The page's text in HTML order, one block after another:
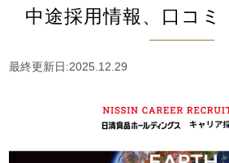
中途採用情報、口コミ
最終更新日:2025.12.29